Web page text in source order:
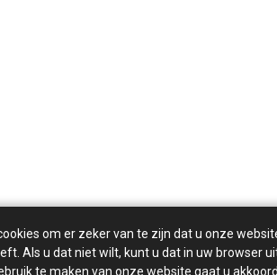
om er zeker van te zijn dat u onze
Als u dat niet wilt, kunt u dat in uw browser
te maken van onze website gaat u